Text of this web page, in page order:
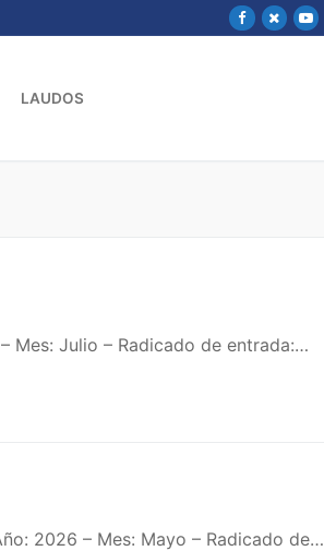
LAUDOS
Mes: Julio – Radicado de entrada:…
2026 – Mes: Mayo – Radicado de…